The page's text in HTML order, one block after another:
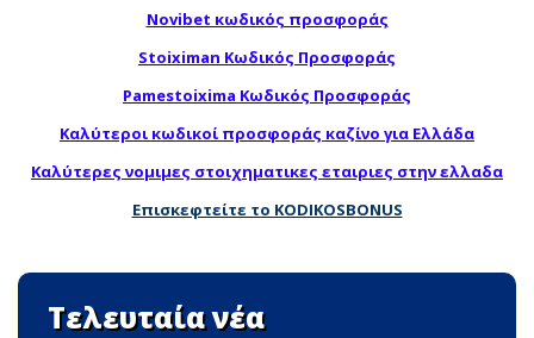
Novibet κωδικός προσφοράς
Stoiximan Κωδικός Προσφοράς
Pamestoixima Κωδικός Προσφοράς
Καλύτεροι κωδικοί προσφοράς καζίνο για Ελλάδα
Καλύτερες νομιμες στοιχηματικες εταιριες στην ελλαδα
Επισκεφτείτε το KODIKOSBONUS
Τελευταία νέα